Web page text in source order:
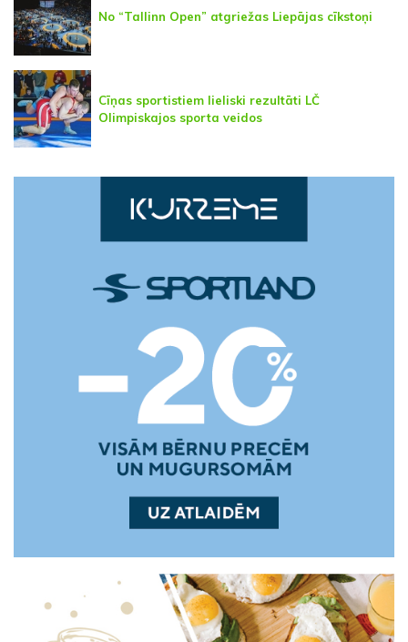
No “Tallinn Open” atgriežas Liepājas cīkstoņi
Cīņas sportistiem lieliski rezultāti LČ
Olimpiskajos sporta veidos